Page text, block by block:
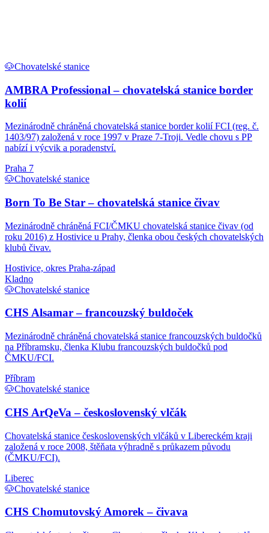
🐶Chovatelské stanice
AMBRA Professional – chovatelská stanice border
kolií
Mezinárodně chráněná chovatelská stanice border kolií FCI (reg. č.
1403/97) založená v roce 1997 v Praze 7-Troji. Vedle chovu s PP
nabízí i výcvik a poradenství.
Praha 7
🐶Chovatelské stanice
Born To Be Star – chovatelská stanice čivav
Mezinárodně chráněná FCI/ČMKU chovatelská stanice čivav (od
roku 2016) z Hostivice u Prahy, členka obou českých chovatelských
klubů čivav.
Hostivice, okres Praha-západ
Kladno
🐶Chovatelské stanice
CHS Alsamar – francouzský buldoček
Mezinárodně chráněná chovatelská stanice francouzských buldočků
na Příbramsku, členka Klubu francouzských buldočků pod
ČMKU/FCI.
Příbram
🐶Chovatelské stanice
CHS ArQeVa – československý vlčák
Chovatelská stanice československých vlčáků v Libereckém kraji
založená v roce 2008, štěňata výhradně s průkazem původu
(ČMKU/FCI).
Liberec
🐶Chovatelské stanice
CHS Chomutovský Amorek – čivava